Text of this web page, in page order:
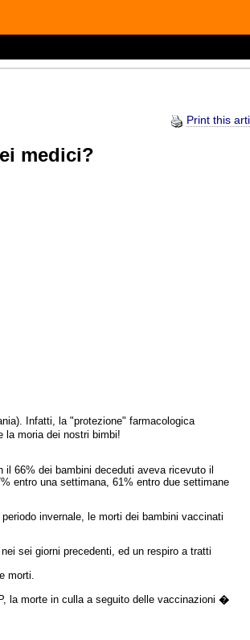
Print this
medici?
Infatti, la "protezione" farmacologica
la moria dei nostri bimbi!
66% dei bambini deceduti aveva ricevuto il
entro una settimana, 61% entro due settimane
invernale, le morti dei bambini vaccinati
sei giorni precedenti, ed un respiro a tratti
morti.
morte in culla a seguito delle vaccinazioni �